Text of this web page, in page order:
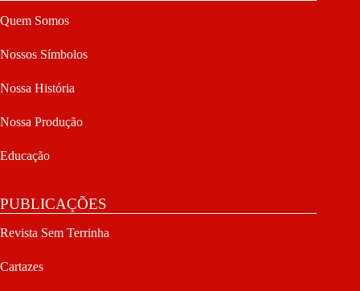
Quem Somos
Nossos Símbolos
Nossa História
Nossa Produção
Educação
PUBLICAÇÕES
Revista Sem Terrinha
Cartazes